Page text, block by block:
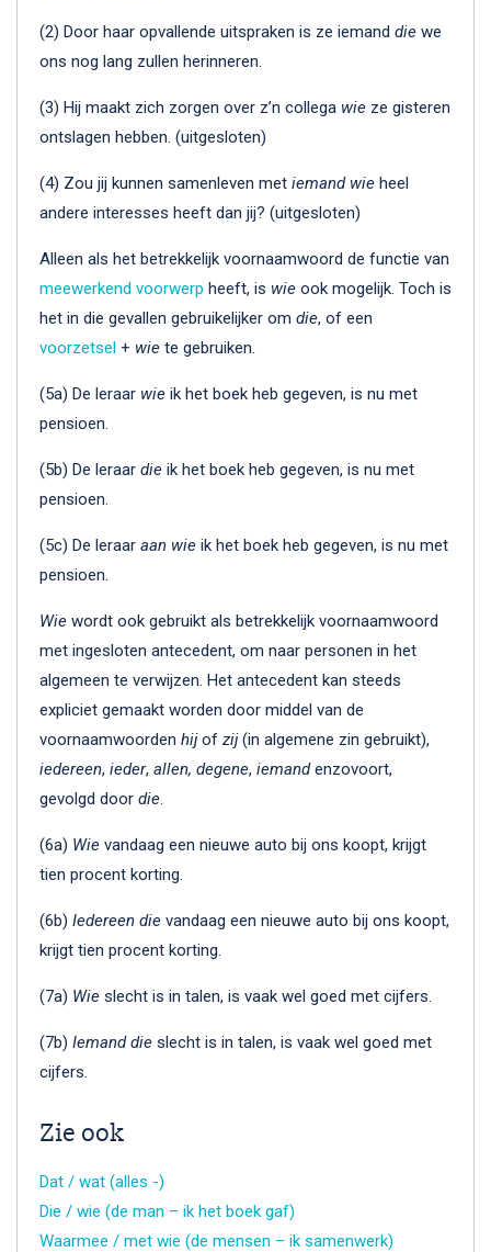
(2) Door haar opvallende uitspraken is ze iemand die we
ons nog lang zullen herinneren.
(3) Hij maakt zich zorgen over z’n collega wie ze gisteren
ontslagen hebben. (uitgesloten)
(4) Zou jij kunnen samenleven met iemand wie heel
andere interesses heeft dan jij? (uitgesloten)
Alleen als het betrekkelijk voornaamwoord de functie van
meewerkend voorwerp heeft, is wie ook mogelijk. Toch is
het in die gevallen gebruikelijker om die, of een
voorzetsel + wie te gebruiken.
(5a) De leraar wie ik het boek heb gegeven, is nu met
pensioen.
(5b) De leraar die ik het boek heb gegeven, is nu met
pensioen.
(5c) De leraar aan wie ik het boek heb gegeven, is nu met
pensioen.
Wie wordt ook gebruikt als betrekkelijk voornaamwoord
met ingesloten antecedent, om naar personen in het
algemeen te verwijzen. Het antecedent kan steeds
expliciet gemaakt worden door middel van de
voornaamwoorden hijof zij(in algemene zin gebruikt),
iedereen, ieder, allen, degene, iemandenzovoort,
gevolgd door die.
(6a) Wie vandaag een nieuwe auto bij ons koopt, krijgt
tien procent korting.
(6b) Iedereen die vandaag een nieuwe auto bij ons koopt,
krijgt tien procent korting.
(7a) Wie slecht is in talen, is vaak wel goed met cijfers.
(7b) Iemand die slecht is in talen, is vaak wel goed met
cijfers.
Zie ook
Dat / wat (alles -)
Die / wie (de man – ik het boek gaf)
Waarmee / met wie (de mensen – ik samenwerk)